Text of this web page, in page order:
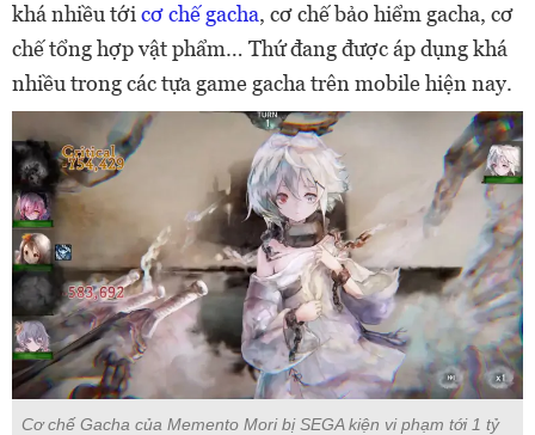
khá nhiều tớicơ chế gacha, cơ chế bảo hiểm gacha, cơ
chế tổng hợp vật phẩm… Thứ đang được áp dụng khá
nhiều trong các tựa game gacha trên mobile hiện nay.
Cơ chế Gacha của Memento Mori bị SEGA kiện vi phạm tới 1 tỷ